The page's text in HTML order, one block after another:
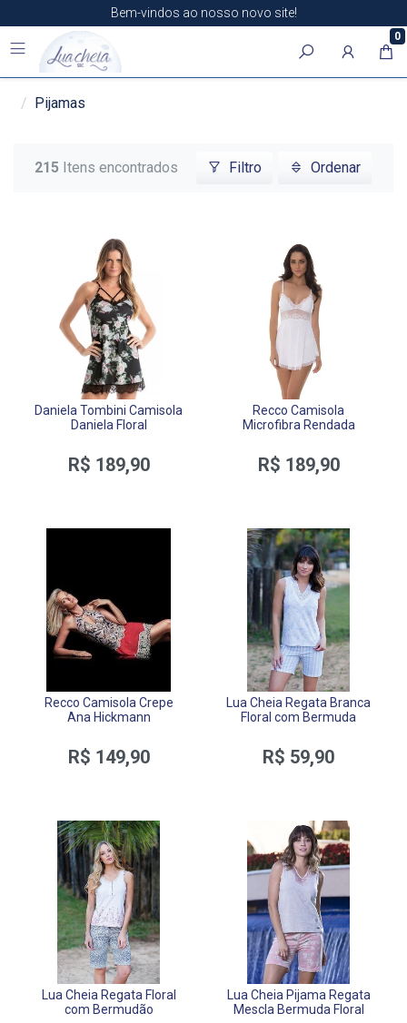
Bem-vindos ao nosso novo site!
0
Pijamas
215 Itens encontrados Filtro Ordenar
Daniela Tombini Camisola
Daniela Floral
R$ 189,90
Recco Camisola
Microfibra Rendada
R$ 189,90
Recco Camisola Crepe
Ana Hickmann
R$ 149,90
Lua Cheia Regata Branca
Floral com Bermuda
R$ 59,90
Lua Cheia Regata Floral
com Bermudão
Lua Cheia Pijama Regata
Mescla Bermuda Floral